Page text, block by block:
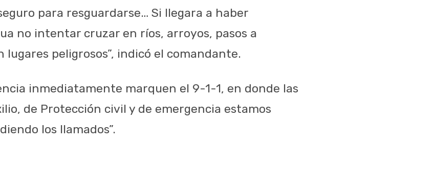
para resguardarse… Si llegara a haber
no intentar cruzar en ríos, arroyos, pasos a
lugares peligrosos”, indicó el comandante.
inmediatamente marquen el 9-1-1, en donde las
, de Protección civil y de emergencia estamos
los llamados”.